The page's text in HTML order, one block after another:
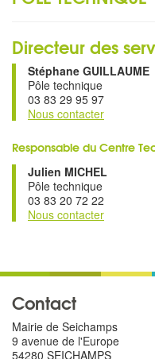
Directeur des
Stéphane GUILLAUME
Pôle technique
03 83 29 95 97
Nous contacter
Responsable du Centre
Julien MICHEL
Pôle technique
03 83 20 72 22
Nous contacter
Contact
Mairie de Seichamps
9 avenue de l'Europe
54280 SEICHAMPS